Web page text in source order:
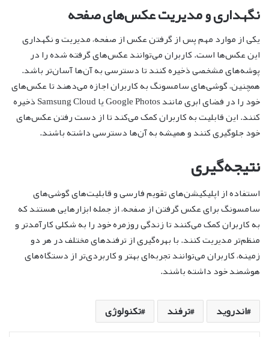
نگهداری و مدیریت عکس‌های صفحه
یکی از موارد مهم پس از گرفتن عکس از صفحه، مدیریت و نگهداری
این عکس‌ها است. کاربران می‌توانند عکس‌های گرفته شده را در
پوشه‌های مشخصی ذخیره کنند تا دسترسی به آن‌ها آسان‌تر باشد.
همچنین، گوشی‌های سامسونگ به کاربران اجازه می‌دهند تا عکس‌های
خود را در فضای ابری مانند Google Photos یا Samsung Cloud ذخیره
کنند. این قابلیت به کاربران کمک می‌کند تا از دست رفتن عکس‌های
خود جلوگیری کنند و همیشه به آن‌ها دسترسی داشته باشند.
نتیجه‌گیری
استفاده از اپلیکیشن‌های تقویم فارسی و قابلیت‌های گوشی‌های
سامسونگ برای عکس گرفتن از صفحه، از جمله ابزارهایی هستند که
به کاربران کمک می‌کنند تا زندگی روزمره خود را به شکلی کارآمدتر و
منظم‌تر مدیریت کنند. با بهره‌گیری از ترفندهای مختلف در هر دو
زمینه، کاربران می‌توانند تجربه‌ای بهتر و کاربردی‌تر از دستگاه‌های
هوشمند خود داشته باشند.
اندروید ترفند تکنولوژی